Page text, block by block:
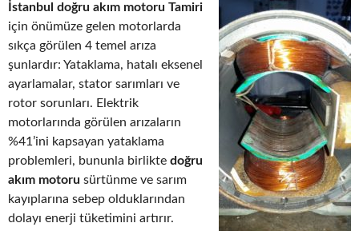
İstanbul doğru akım motoru Tamiri
için önümüze gelen motorlarda
sıkça görülen 4 temel arıza
şunlardır: Yataklama, hatalı eksenel
ayarlamalar, stator sarımları ve
rotor sorunları. Elektrik
motorlarında görülen arızaların
%41’ini kapsayan yataklama
problemleri, bununla birlikte doğru
akım motoru sürtünme ve sarım
kayıplarına sebep olduklarından
dolayı enerji tüketimini artırır.